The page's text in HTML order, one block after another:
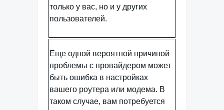
только у вас, но и у других
пользователей.
Еще одной вероятной причиной
проблемы с провайдером может
быть ошибка в настройках
вашего роутера или модема. В
таком случае, вам потребуется